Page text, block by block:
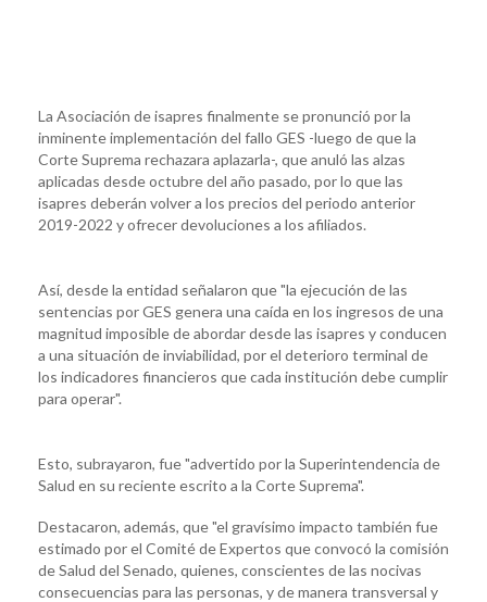
La Asociación de isapres finalmente se pronunció por la
inminente implementación del fallo GES -luego de que la
Corte Suprema rechazara aplazarla-, que anuló las alzas
aplicadas desde octubre del año pasado, por lo que las
isapres deberán volver a los precios del periodo anterior
2019-2022 y ofrecer devoluciones a los afiliados.
Así, desde la entidad señalaron que "la ejecución de las
sentencias por GES genera una caída en los ingresos de una
magnitud imposible de abordar desde las isapres y conducen
a una situación de inviabilidad, por el deterioro terminal de
los indicadores financieros que cada institución debe cumplir
para operar".
Esto, subrayaron, fue "advertido por la Superintendencia de
Salud en su reciente escrito a la Corte Suprema".
Destacaron, además, que "el gravísimo impacto también fue
estimado por el Comité de Expertos que convocó la comisión
de Salud del Senado, quienes, conscientes de las nocivas
consecuencias para las personas, y de manera transversal y